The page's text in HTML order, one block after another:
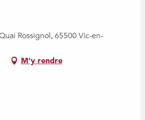
Rossignol, 65500 Vic-en-
M'y rendre